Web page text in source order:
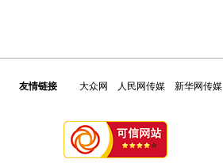
友情链接 大众网 人民网传媒 新华网传媒